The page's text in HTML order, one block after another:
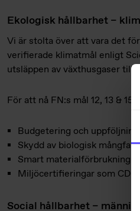
Ekologisk hållbarhet –
Vi är stolta över att vara det
verifierade klimatmål enligt
utsläppen av växthusgaser till
För att nå FN:s mål 12, 13 & 15
Budgetering och
Skydd av biologisk
Smart materialförbrukning
Miljöcertifieringar som CDP
Social hållbarhet –